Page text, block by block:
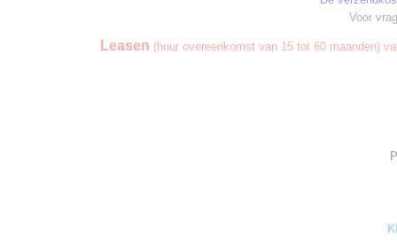
Voor
Leasen (huur overeenkomst van 15 tot 60 maanden)